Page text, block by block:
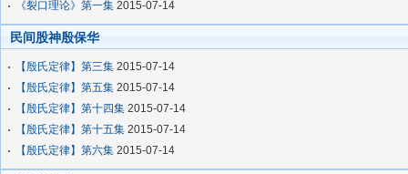
《裂口理论》第一集 2015-07-14
民间股神殷保华
【殷氏定律】第三集 2015-07-14
【殷氏定律】第五集 2015-07-14
【殷氏定律】第十四集 2015-07-14
【殷氏定律】第十五集 2015-07-14
【殷氏定律】第六集 2015-07-14